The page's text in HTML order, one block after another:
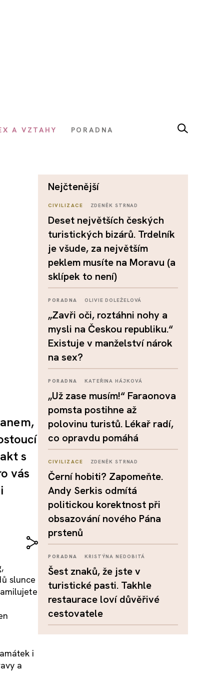
A VZTAHY PORADNA
s
vás
slunce
i
a
nejčtenější
CIVILIZACE ZDENĚK STRNAD
Deset největších českých
turistických bizárů. Trdelník
je všude, za největším
peklem musíte na Moravu (a
sklípek to není)
PORADNA OLIVIE DOLEŽELOVÁ
„Zavři oči, roztáhni nohy a
mysli na Českou republiku.“
Existuje v manželství nárok
na sex?
PORADNA KATEŘINA HÁJKOVÁ
„Už zase musím!“ Faraonova
pomsta postihne až
polovinu turistů. Lékař radí,
co opravdu pomáhá
CIVILIZACE ZDENĚK STRNAD
Černí hobiti? Zapomeňte.
Andy Serkis odmítá
politickou korektnost při
obsazování nového Pána
prstenů
PORADNA KRISTÝNA NEDOBITÁ
Šest znaků, že jste v
turistické pasti. Takhle
restaurace loví důvěřivé
cestovatele